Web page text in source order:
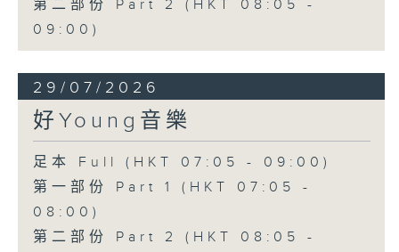
第二部份 Part 2 (HKT 08:05 -
09:00)
29/07/2026
好Young音樂
足本 Full (HKT 07:05 - 09:00)
第一部份 Part 1 (HKT 07:05 -
08:00)
第二部份 Part 2 (HKT 08:05 -